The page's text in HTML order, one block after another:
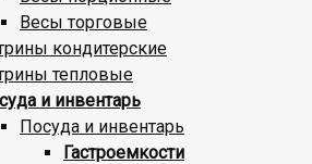
Весы торговые
кондитерские
тепловые
и инвентарь
Посуда и инвентарь
Гастроемкости